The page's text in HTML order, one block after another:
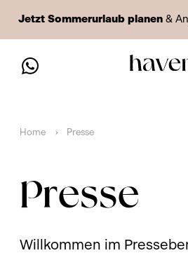
Jetzt Sommerurlaub planen &
Home Presse
Presse
Willkommen im